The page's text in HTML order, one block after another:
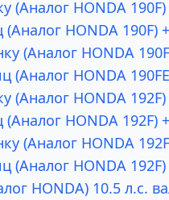
(Аналог HONDA
HONDA 190F)
(Аналог HONDA
(Аналог HONDA
(Аналог HONDA
HONDA 192F)
(Аналог HONDA
(Аналог HONDA
HONDA) 10.5 л.с.